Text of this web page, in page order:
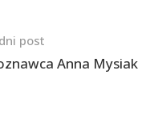
post
Anna Mysiak